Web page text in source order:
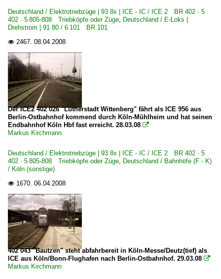
Deutschland / Elektrotriebzüge | 93 8x | ICE - IC / ICE 2 BR 402 · 5
402 · 5 805-808 Triebköpfe oder Züge, Deutschland / E-Loks |
Drehstrom | 91 80 / 6 101 BR 101
 2467. 08.04.2008
Der ICE2 402 026 "Lutherstadt Wittenberg" fährt als ICE 956 aus
Berlin-Ostbahnhof kommend durch Köln-Mühlheim und hat seinen
Endbahnhof Köln Hbf fast erreicht. 28.03.08 
Markus Kirchmann
Deutschland / Elektrotriebzüge | 93 8x | ICE - IC / ICE 2 BR 402 · 5
402 · 5 805-808 Triebköpfe oder Züge, Deutschland / Bahnhöfe (F - K)
/ Köln (sonstige)
 1670. 06.04.2008
402 043 "Bautzen" steht abfahrbereit in Köln-Messe/Deutz(tief) als
ICE aus Köln/Bonn-Flughafen nach Berlin-Ostbahnhof. 29.03.08 
Markus Kirchmann